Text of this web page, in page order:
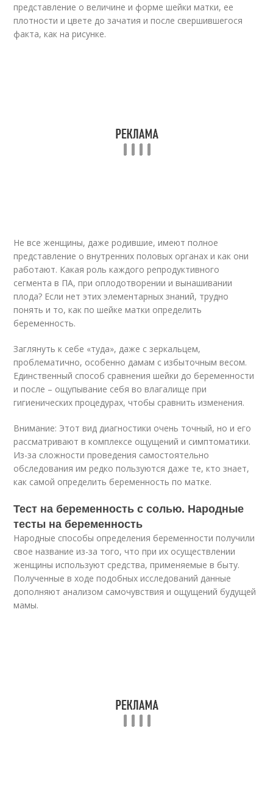
представление о величине и форме шейки матки, ее
плотности и цвете до зачатия и после свершившегося
факта, как на рисунке.
Не все женщины, даже родившие, имеют полное
представление о внутренних половых органах и как они
работают. Какая роль каждого репродуктивного
сегмента в ПА, при оплодотворении и вынашивании
плода? Если нет этих элементарных знаний, трудно
понять и то, как по шейке матки определить
беременность.
Заглянуть к себе «туда», даже с зеркальцем,
проблематично, особенно дамам с избыточным весом.
Единственный способ сравнения шейки до беременности
и после – ощупывание себя во влагалище при
гигиенических процедурах, чтобы сравнить изменения.
Внимание: Этот вид диагностики очень точный, но и его
рассматривают в комплексе ощущений и симптоматики.
Из-за сложности проведения самостоятельно
обследования им редко пользуются даже те, кто знает,
как самой определить беременность по матке.
Тест на беременность с солью. Народные
тесты на беременность
Народные способы определения беременности получили
свое название из-за того, что при их осуществлении
женщины используют средства, применяемые в быту.
Полученные в ходе подобных исследований данные
дополняют анализом самочувствия и ощущений будущей
мамы.